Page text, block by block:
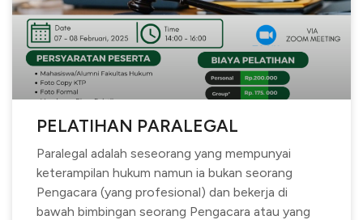
PELATIHAN PARALEGAL
Paralegal adalah seseorang yang mempunyai
keterampilan hukum namun ia bukan seorang
Pengacara (yang profesional) dan bekerja di
bawah bimbingan seorang Pengacara atau yang